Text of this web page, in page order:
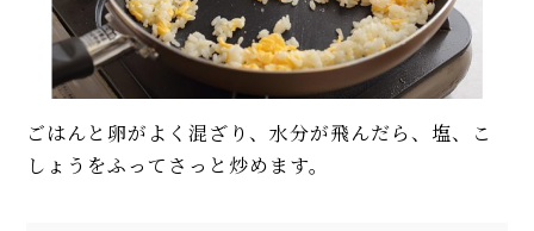
ごはんと卵がよく混ざり、水分が飛んだら、塩、こ
しょうをふってさっと炒めます。